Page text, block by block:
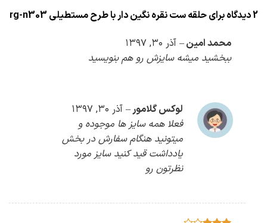
2 دیدگاه برای
حلقه ست نقره نگین دار با طرح مستطیلی rg-n303
محمد امین– آذر ۳۰, ۱۳۹۷
ببخشید میشه سایزش رو هم بنویسید
لوکس گلامور – آذر ۳۰, ۱۳۹۷
فعلا همه سایز ها موجوده و
میتونید هنگام سفارش در بخش
یادداشت قید کنید سایز مورد
نظرتون رو